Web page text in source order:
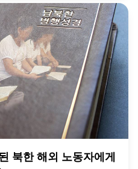
북한 해외 노동자에게